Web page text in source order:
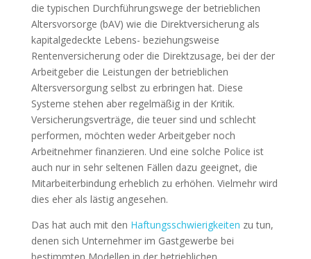
die typischen Durchführungswege der betrieblichen
Altersvorsorge (bAV) wie die Direktversicherung als
kapitalgedeckte Lebens- beziehungsweise
Rentenversicherung oder die Direktzusage, bei der der
Arbeitgeber die Leistungen der betrieblichen
Altersversorgung selbst zu erbringen hat. Diese
Systeme stehen aber regelmäßig in der Kritik.
Versicherungsverträge, die teuer sind und schlecht
performen, möchten weder Arbeitgeber noch
Arbeitnehmer finanzieren. Und eine solche Police ist
auch nur in sehr seltenen Fällen dazu geeignet, die
Mitarbeiterbindung erheblich zu erhöhen. Vielmehr wird
dies eher als lästig angesehen.
Das hat auch mit den Haftungsschwierigkeiten zu tun,
denen sich Unternehmer im Gastgewerbe bei
bestimmten Modellen in der betrieblichen